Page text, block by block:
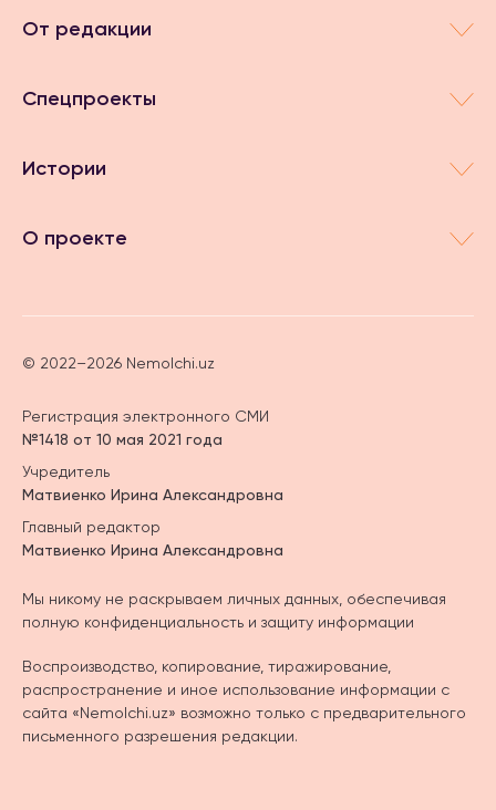
От редакции
Спецпроекты
Истории
О проекте
© 2022–2026 Nemolchi.uz
Регистрация электронного СМИ
№1418 от 10 мая 2021 года
Учредитель
Матвиенко Ирина Александровна
Главный редактор
Матвиенко Ирина Александровна
Мы никому не раскрываем личных данных, обеспечивая
полную конфиденциальность и защиту информации
Воспроизводство, копирование, тиражирование,
распространение и иное использование информации с
сайта «Nemolchi.uz» возможно только с предварительного
письменного разрешения редакции.